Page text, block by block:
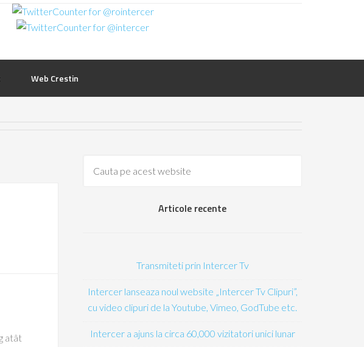
Web Crestin
atât
Articole recente
Transmiteti prin Intercer Tv
Intercer lanseaza noul website „Intercer Tv Clipuri”,
cu video clipuri de la Youtube, Vimeo, GodTube etc.
Intercer a ajuns la circa 60,000 vizitatori unici lunar